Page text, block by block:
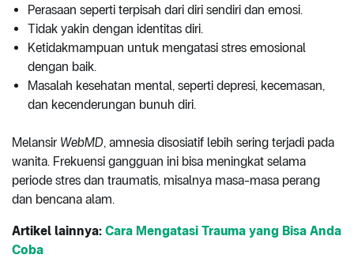
Perasaan seperti terpisah dari diri sendiri dan emosi.
Tidak yakin dengan identitas diri.
Ketidakmampuan untuk mengatasi stres emosional
dengan baik.
Masalah kesehatan mental, seperti depresi, kecemasan,
dan kecenderungan bunuh diri.
Melansir WebMD, amnesia disosiatif lebih sering terjadi pada
wanita. Frekuensi gangguan ini bisa meningkat selama
periode stres dan traumatis, misalnya masa-masa perang
dan bencana alam.
Artikel lainnya: Cara Mengatasi Trauma yang Bisa Anda
Coba